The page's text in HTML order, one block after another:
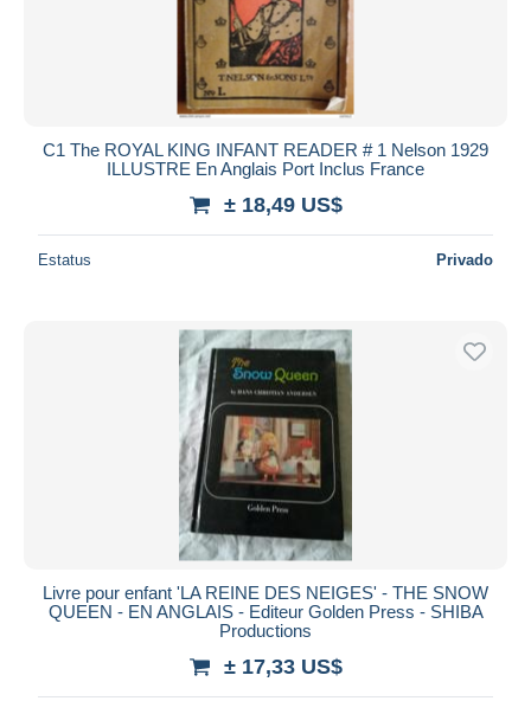
C1 The ROYAL KING INFANT READER # 1 Nelson 1929
ILLUSTRE En Anglais Port Inclus France
± 18,49 US$
Estatus Privado
Livre pour enfant 'LA REINE DES NEIGES' - THE SNOW
QUEEN - EN ANGLAIS - Editeur Golden Press - SHIBA
Productions
± 17,33 US$